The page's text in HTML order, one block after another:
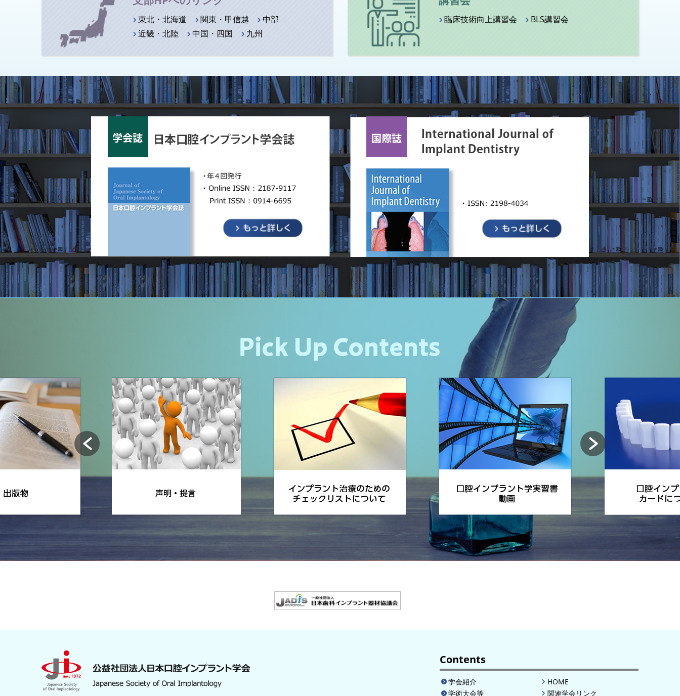
認定制度 資格更新猶予申請書（2026年度）
2026.04.01 2026年度「インプラント専門歯科衛生士試験」についてのお知らせ
2026.04.01 認定制度 2026年度「インプラント専門歯科技工士試験」についてのお知らせ
2026.06.08 学会から 日本口腔インプラント学会におけるAI利用に関する提言について
2026.03.19 学会から 「口腔インプラント治療指針2024」を一部修正しました
2026.03.17 日本歯科専門医機構主催の共通研修を受講希望されている方へ
2026.02.04 学会から 第45回関東・甲信越支部学術大会 市民公開講座のご案内
2026.02.02 2025年度専門歯科技工士公開セミナーの申し込みを開始しました
2026.01.13 学会から 令和8年度 学会奨励論文賞候補者の募集について
2026.01.08 関連団体 2025年度分日本歯科専門医機構主催共通研修の開催について
献血血液の研究開発等への使用に関する公募の実施について（令和8年度使用分）
2025.11.04 学会から 第57回公益社団法人日本口腔インプラント学会 学術大会企画運営業務委託の公募型企画競争...
2025.10.31 学会から 第55回学術大会各賞受賞者のお知らせ
2025.10.14 学会から 第55回学術大会大会期間中の事務局対応について
第25回日本歯科医学会学術大会のオンデマンド配信について
2025.09.11 インプラント歯科専門医（仮称）申請に向けた共通研修の受講について
入会手続きについて
2025年度専門歯科衛生士申請マニュアルを更新しました
2025.05.26 認定制度 2025年度専門歯科衛生士試験申請書を公開いたしました
東北・北海道 関東・甲信越
中部
近畿・北陸
中国・四国 九州
臨床技術向上講習会 BLS講習会
Contents
学会紹介
学術大会等
HOME
関連学会リンク